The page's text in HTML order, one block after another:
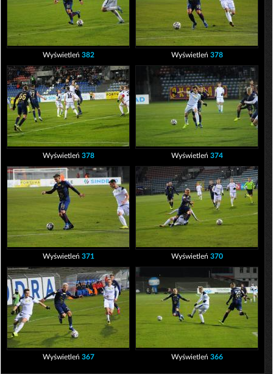
Wyświetleń 382 Wyświetleń 378
Wyświetleń 378 Wyświetleń 374
Wyświetleń 371 Wyświetleń 370
Wyświetleń 367 Wyświetleń 366